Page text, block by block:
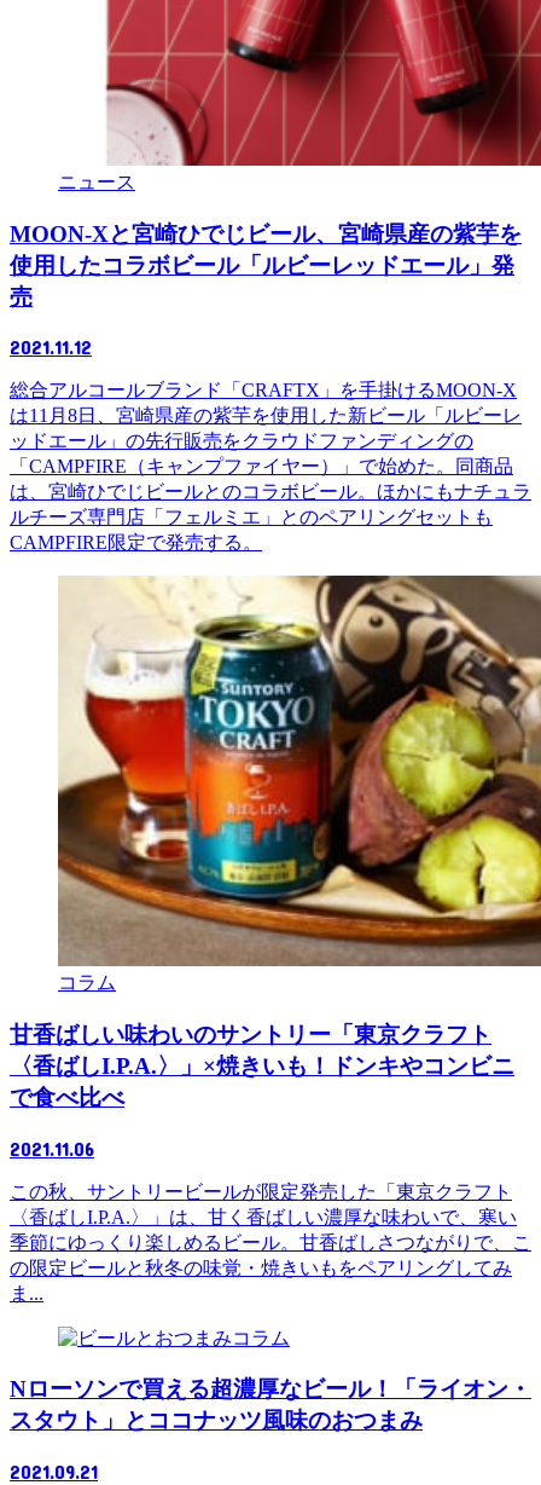
ニュース
MOON-Xと宮崎ひでじビール、宮崎県産の紫芋を
使用したコラボビール「ルビーレッドエール」発
売
2021.11.12
総合アルコールブランド「CRAFTX」を手掛けるMOON-X
は11月8日、宮崎県産の紫芋を使用した新ビール「ルビーレ
ッドエール」の先行販売をクラウドファンディングの
「CAMPFIRE（キャンプファイヤー）」で始めた。同商品
は、宮崎ひでじビールとのコラボビール。ほかにもナチュラ
ルチーズ専門店「フェルミエ」とのペアリングセットも
CAMPFIRE限定で発売する。
コラム
甘香ばしい味わいのサントリー「東京クラフト
〈香ばしI.P.A.〉」×焼きいも！ドンキやコンビニ
で食べ比べ
2021.11.06
この秋、サントリービールが限定発売した「東京クラフト
〈香ばしI.P.A.〉」は、甘く香ばしい濃厚な味わいで、寒い
季節にゆっくり楽しめるビール。甘香ばしさつながりで、こ
の限定ビールと秋冬の味覚・焼きいもをペアリングしてみ
ま...
コラム
Nローソンで買える超濃厚なビール！「ライオン・
スタウト」とココナッツ風味のおつまみ
2021.09.21